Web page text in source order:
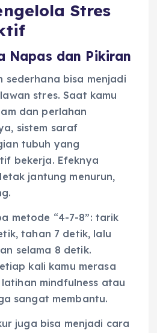
Stres
Napas dan Pikiran
sederhana bisa menjadi
stres. Saat kamu
dan perlahan
sistem saraf
tubuh yang
bekerja. Efeknya
jantung menurun,
metode “4-7-8”: tarik
tahan 7 detik, lalu
selama 8 detik.
kali kamu merasa
mindfulness atau
sangat membantu.
juga bisa menjadi cara